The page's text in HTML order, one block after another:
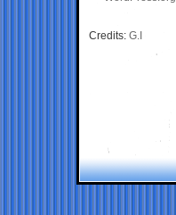
Credits: G.I